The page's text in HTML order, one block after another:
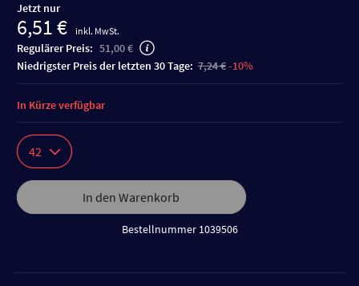
Jetzt nur
6,51 € inkl. MwSt.
Regulärer Preis: 51,00 €
niedrigster Preis der letzten 30 Tage: 7,24 €-10%
42
In den Warenkorb
Bestellnummer 1039506
In Kürze verfügbar